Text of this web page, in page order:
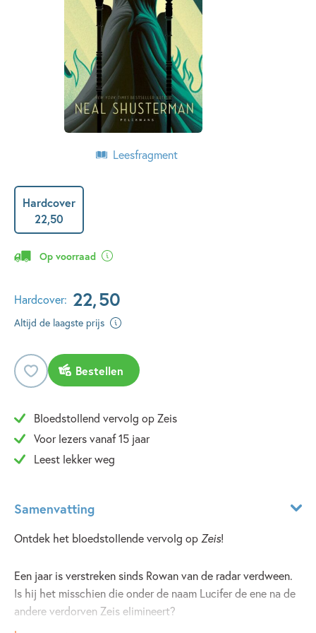
Leesfragment
Hardcover
22,50
Op voorraad
Hardcover: 22,50
Altijd de laagste prijs
Bestellen
Bloedstollend vervolg op Zeis
Voor lezers vanaf 15 jaar
Leest lekker weg
Samenvatting
Ontdek het bloedstollende vervolg opZeis!
Een jaar is verstreken sinds Rowan van de radar verdween.
Is hij het misschien die onder de naam Lucifer de ene na de
andere verdorven Zeis elimineert?